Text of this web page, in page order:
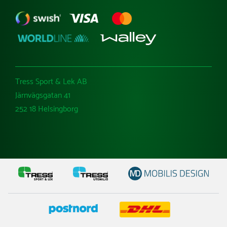
Tress Sport & Lek AB
Järnvägsgatan 41
252 18 Helsingborg